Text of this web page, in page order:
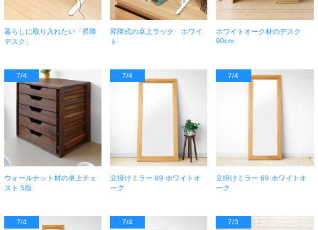
暮らしに取り入れたい「昇降
デスク」
昇降式の卓上ラック ホワイ
ト
ホワイトオーク材のデスク
90cm
7/4
ウォールナット材の卓上チェ
スト 5段
7/4
立掛けミラー 89 ホワイトオ
ーク
7/4
立掛けミラー 69 ホワイトオ
ーク
7/4 7/4 7/3